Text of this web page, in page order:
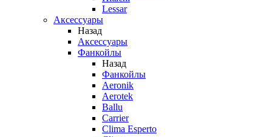
Lessar
Аксессуары
Назад
Аксессуары
Фанкойлы
Назад
Фанкойлы
Aeronik
Aerotek
Ballu
Carrier
Clima Esperto